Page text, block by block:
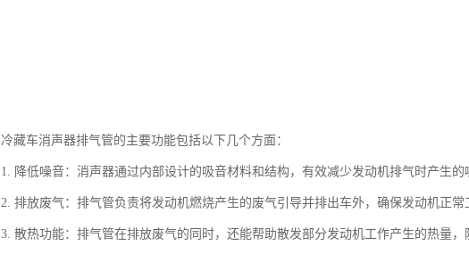
冷藏车消声器排气管的主要功能包括以下几个方面：
1. 降低噪音：消声器通过内部设计的吸音材料和结构，有效减少发动机排气时产生
2. 排放废气：排气管负责将发动机燃烧产生的废气引导并排出车外，确保发动机正
3. 散热功能：排气管在排放废气的同时，还能帮助散发部分发动机工作产生的热量